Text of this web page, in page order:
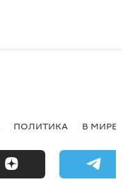
ПОЛИТИКА В МИРЕ